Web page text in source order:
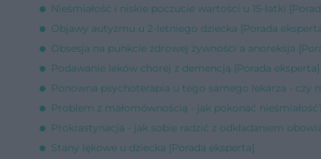
Nieśmiałość i niskie poczucie wartości u 15-latki
Objawy autyzmu u 2-letniego dziecka [Porada
Obsesja na punkcie zdrowej żywności a anoreksja
Podawanie leków chorej z demencją [Porada eksperta]
Ponowna psychoterapia u tego samego lekarza - czy
Problem z małomównością - jak pokonać
Prokrastynacja - jak sobie radzić z odkładaniem
Stany lękowe u dziecka [Porada eksperta]